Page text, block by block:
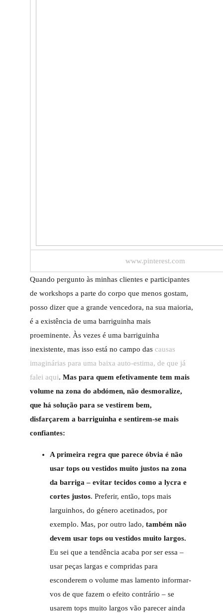
www.pinterest.com
Quando pergunto às minhas clientes e participantes
de workshops a parte do corpo que menos gostam,
posso dizer que a grande vencedora, na sua maioria,
é a existência de uma barriguinha mais
proeminente. Às vezes é uma barriguinha
inexistente, mas isso está no campo das causas
imaginárias para uma baixa auto-estima, de que já
falei aqui. Mas para quem efetivamente tem mais
volume na zona do abdómen, não desmoralize,
que há solução para se vestirem bem,
disfarçarem a barriguinha e sentirem-se mais
confiantes:
A primeira regra que parece óbvia é não
usar tops ou vestidos muito justos na zona
da barriga – evitar tecidos como a lycra e
cortes justos. Preferir, então, tops mais
larguinhos, do género acetinados, por
exemplo. Mas, por outro lado, também não
devem usar tops ou vestidos muito largos.
Eu sei que a tendência acaba por ser essa –
usar peças largas e compridas para
esconderem o volume mas lamento informar-
vos de que fazem o efeito contrário – se
usarem tops muito largos vão parecer ainda